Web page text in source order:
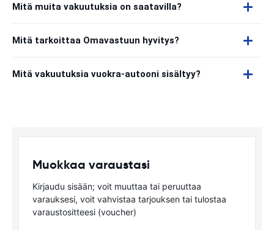
Mitä muita vakuutuksia on saatavilla?
Mitä tarkoittaa Omavastuun hyvitys?
Mitä vakuutuksia vuokra-autooni sisältyy?
Muokkaa varaustasi
Kirjaudu sisään; voit muuttaa tai peruuttaa
varauksesi, voit vahvistaa tarjouksen tai tulostaa
varaustositteesi (voucher)